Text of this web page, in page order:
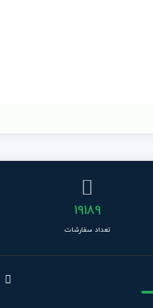
19189
تعداد سفارشات